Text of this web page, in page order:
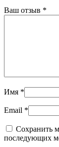
Ваш отзыв *
Имя *
Email *
Сохранить
последующих